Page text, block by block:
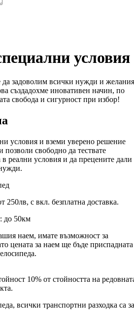
условия
задоволим всички нужди и желания
създадохме иновативен начин, по
свобода и сигурност при избор!
условия и вземи уверено решение
свободно да тествате
реални условия и да прецените дали
250лв, с вкл. безплатна доставка.
: до 50км
наем, имате възможност за
цената за наем ще бъде приспадната
10% от стойността на
всички транспортни разходка са за